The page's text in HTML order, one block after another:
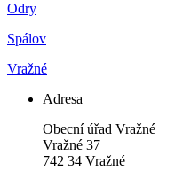
Odry
Spálov
Vražné
Adresa
Obecní úřad Vražné
Vražné 37
742 34 Vražné